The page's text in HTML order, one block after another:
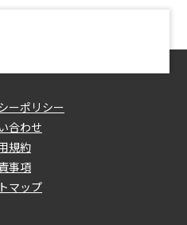
ーポリシー
合わせ
規約
事項
マップ